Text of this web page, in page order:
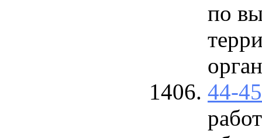
по
44-